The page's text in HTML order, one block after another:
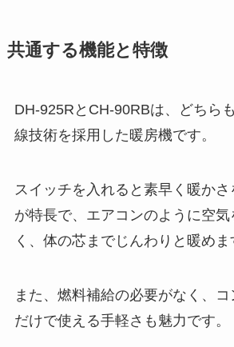
共通する機能と特徴
DH-925RとCH-90RBは、どちら
線技術を採用した暖房機です。
スイッチを入れると素早く暖か
が特長で、エアコンのように空気
く、体の芯までじんわりと暖めま
また、燃料補給の必要がなく、
だけで使える手軽さも魅力です。